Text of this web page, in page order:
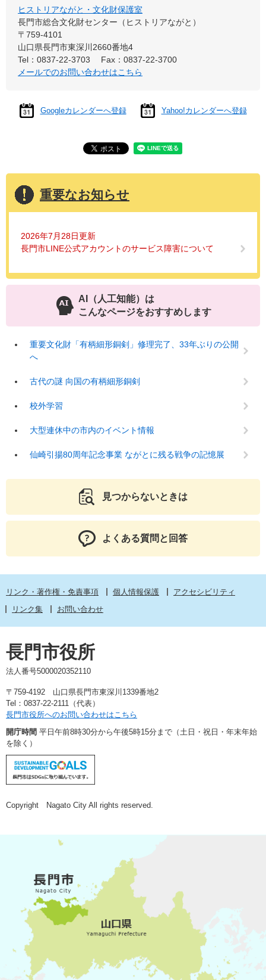
ヒストリアながと・文化財保護室
長門市総合文化財センター（ヒストリアながと）
〒759-4101
山口県長門市東深川2660番地4
Tel：0837-22-3703
Fax：0837-22-3700
メールでのお問い合わせはこちら
Googleカレンダーへ登録 Yahoo!カレンダーへ登録
重要なお知らせ
2026年7月28日更新
長門市LINE公式アカウントのサービス障害について
AI（人工知能）は
こんなページをおすすめします
重要文化財「有柄細形銅剣」修理完了、33年ぶりの公開
へ
古代の謎 向国の有柄細形銅剣
校外学習
大型連休中の市内のイベント情報
仙崎引揚80周年記念事業 ながとに残る戦争の記憶展
見つからないときは
よくある質問と回答
リンク・著作権・免責事項 個人情報保護
アクセシビリティ
リンク集
お問い合わせ
長門市役所
法人番号5000020352110
〒759-4192 山口県長門市東深川1339番地2
Tel：0837-22-2111（代表）
長門市役所へのお問い合わせはこちら
開庁時間 平日午前8時30分から午後5時15分まで（土日・祝日・年末年始
を除く）
Copyright Nagato City All rights reserved.